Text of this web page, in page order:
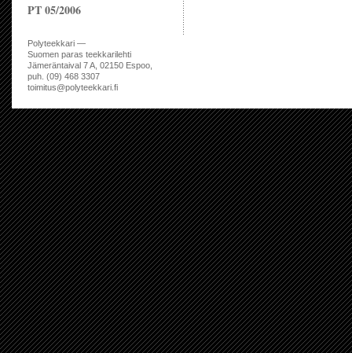
PT 05/2006
Polyteekkari —
Suomen paras teekkarilehti
Jämeräntaival 7 A, 02150 Espoo,
puh. (09) 468 3307
toimitus@polyteekkari.fi